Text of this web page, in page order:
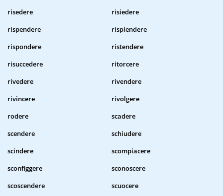
risedere
risiedere
rispendere
risplendere
rispondere
ristendere
risuccedere
ritorcere
rivedere
rivendere
rivincere
rivolgere
rodere
scadere
scendere
schiudere
scindere
scompiacere
sconfiggere
sconoscere
scoscendere
scuocere